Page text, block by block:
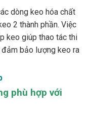
2 thành phần. Việc
keo giúp thao tác thi
bảo lượng keo ra
phù hợp với